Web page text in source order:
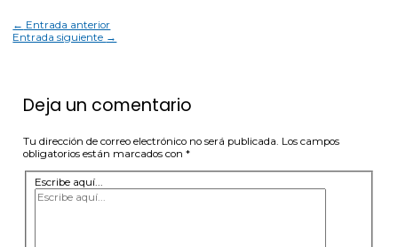
← Entrada anterior
Entrada siguiente →
Deja un comentario
Tu dirección de correo electrónico no será publicada. Los campos
obligatorios están marcados con*
Escribe aquí...